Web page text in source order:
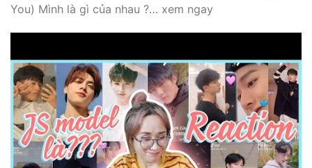
You) Mình là gì của nhau ?… xem ngay